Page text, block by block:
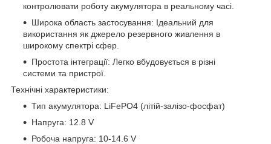
контролювати роботу акумулятора в реальному часі.
Широка область застосування: Ідеальний для
використання як джерело резервного живлення в
широкому спектрі сфер.
Простота інтеграції: Легко вбудовується в різні
системи та пристрої.
Технічні характеристики:
Тип акумулятора: LiFePO4 (літій-залізо-фосфат)
Напруга: 12.8 V
Робоча напруга: 10-14.6 V